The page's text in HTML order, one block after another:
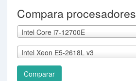
Compara procesadores
Intel Core i7-12700E
Intel Xeon E5-2618L v3
Comparar